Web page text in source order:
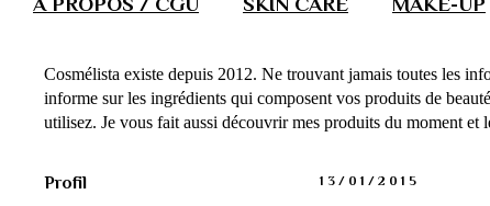
Cosmélista existe depuis 2012. Ne trouvant jamais toutes les
informe sur les ingrédients qui composent vos produits de
utilisez. Je vous fait aussi découvrir mes produits du moment
13/01/2015
Profil